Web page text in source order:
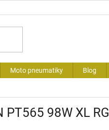
Moto pneumatiky Blog
PT565 98W XL RG